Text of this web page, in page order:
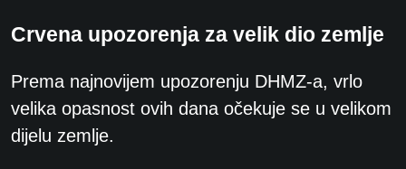
Crvena upozorenja za velik dio zemlje
Prema najnovijem upozorenju DHMZ-a, vrlo
velika opasnost ovih dana očekuje se u velikom
dijelu zemlje.